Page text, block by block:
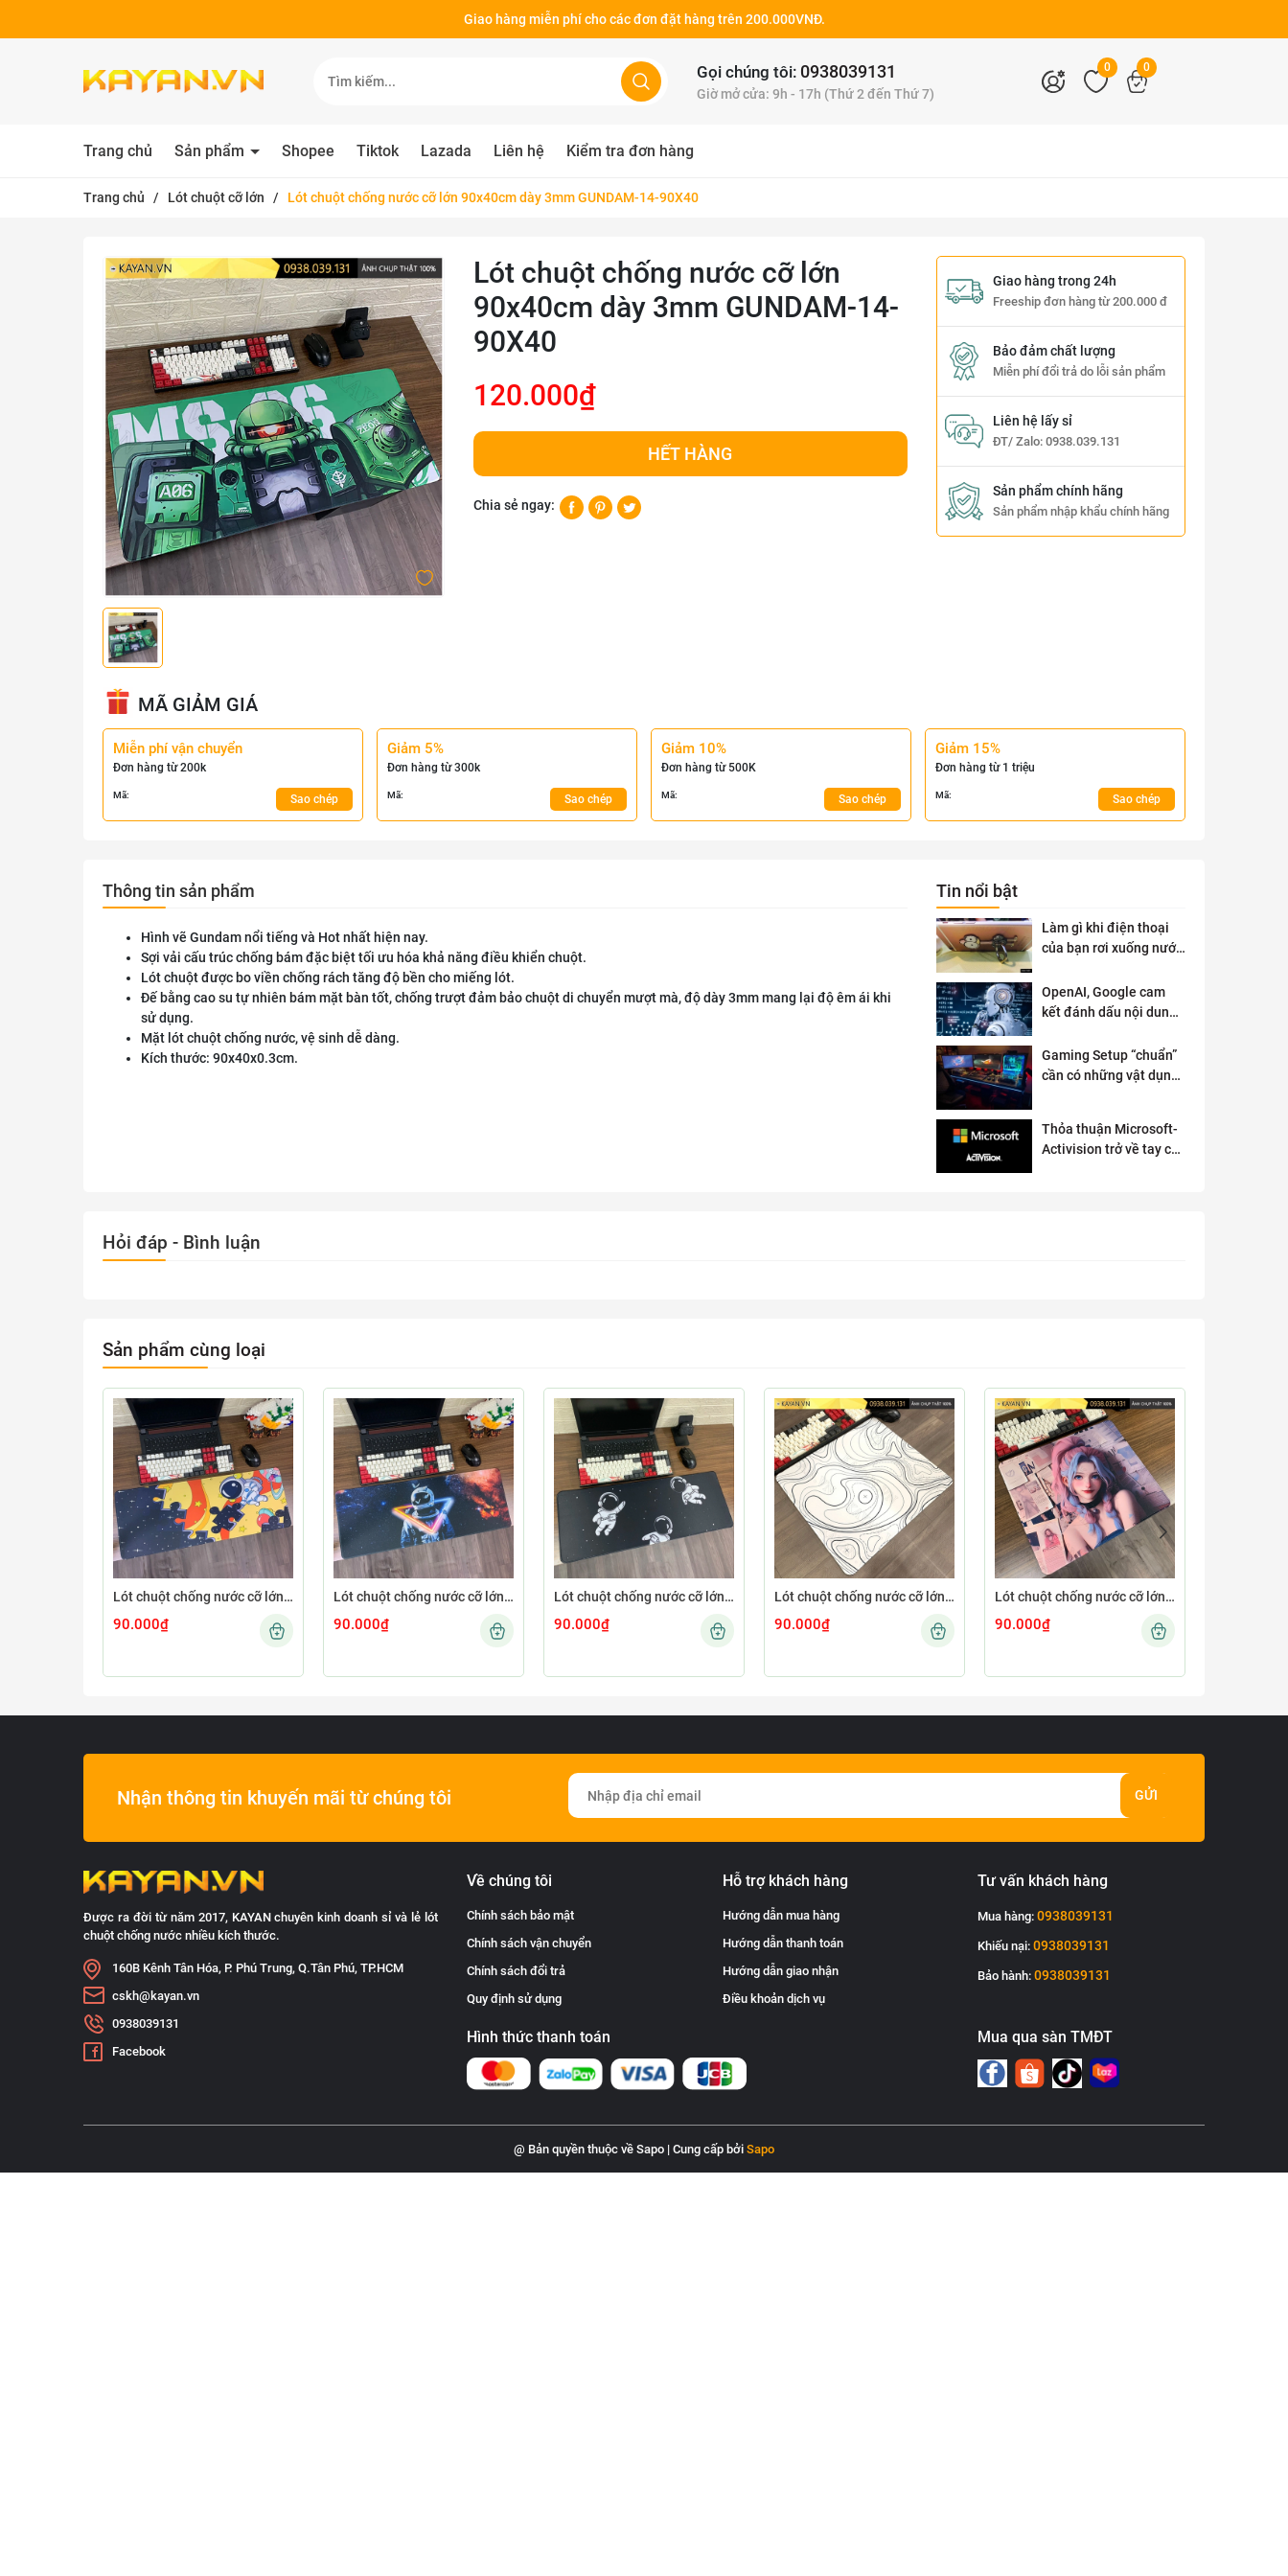
Giao hàng miễn phí cho các đơn đặt hàng trên 200.000VNĐ.
Gọi chúng tôi: 0938039131
Giờ mở cửa: 9h - 17h (Thứ 2 đến Thứ 7)
0 0
Trang chủ Sản phẩm Shopee Tiktok Lazada Liên hệ Kiểm tra đơn hàng
Trang chủ / Lót chuột cỡ lớn / Lót chuột chống nước cỡ lớn 90x40cm dày 3mm GUNDAM-14-90X40
Lót chuột chống nước cỡ lớn
90x40cm dày 3mm GUNDAM-14-
90X40
120.000₫
HẾT HÀNG
Chia sẻ ngay:
Giao hàng trong 24h
Freeship đơn hàng từ 200.000 đ
Bảo đảm chất lượng
Miễn phí đổi trả do lỗi sản phẩm
Liên hệ lấy sỉ
ĐT/ Zalo: 0938.039.131
Sản phẩm chính hãng
Sản phẩm nhập khẩu chính hãng
MÃ GIẢM GIÁ
Miễn phí vận chuyển
Đơn hàng từ 200k
Mã: Sao chép
Giảm 5%
Đơn hàng từ 300k
Mã: Sao chép
Giảm 10%
Đơn hàng từ 500K
Mã: Sao chép
Giảm 15%
Đơn hàng từ 1 triệu
Mã: Sao chép
Thông tin sản phẩm
Hình vẽ Gundam nổi tiếng và Hot nhất hiện nay.
Sợi vải cấu trúc chống bám đặc biệt tối ưu hóa khả năng điều khiển chuột.
Lót chuột được bo viền chống rách tăng độ bền cho miếng lót.
Đế bằng cao su tự nhiên bám mặt bàn tốt, chống trượt đảm bảo chuột di chuyển mượt mà, độ dày 3mm mang lại độ êm ái khi
sử dụng.
Mặt lót chuột chống nước, vệ sinh dễ dàng.
Kích thước: 90x40x0.3cm.
Tin nổi bật
Làm gì khi điện thoại
của bạn rơi xuống nước
OpenAI, Google cam
kết đánh dấu nội dung
Gaming Setup “chuẩn”
cần có những vật dụng
Thỏa thuận Microsoft-
Activision trở về tay cơ
Hỏi đáp - Bình luận
Sản phẩm cùng loại
Lót chuột chống nước cỡ lớn 80x30cm dày 3mm ASTRO-03-80X30
90.000₫
Lót chuột chống nước cỡ lớn 80x30cm dày 3mm ASTRO-02-80X30
90.000₫
Lót chuột chống nước cỡ lớn 80x30cm dày 3mm ASTRO-01-80X30
90.000₫
Lót chuột chống nước cỡ lớn 45x40cm dày 4mm MINIMAL-12-45X40-4MM
90.000₫
Lót chuột chống nước cỡ lớn 45x40cm dày 4mm GIRL-04-45X40-4MM
90.000₫
Nhận thông tin khuyến mãi từ chúng tôi GỬI
Được ra đời từ năm 2017, KAYAN chuyên kinh doanh sỉ và lẻ lót
chuột chống nước nhiều kích thước.
160B Kênh Tân Hóa, P. Phú Trung, Q.Tân Phú, TP.HCM
cskh@kayan.vn
0938039131
Facebook
Về chúng tôi
Chính sách bảo mật
Chính sách vận chuyển
Chính sách đổi trả
Quy định sử dụng
Hỗ trợ khách hàng
Hướng dẫn mua hàng
Hướng dẫn thanh toán
Hướng dẫn giao nhận
Điều khoản dịch vụ
Tư vấn khách hàng
Mua hàng:0938039131
Khiếu nại:0938039131
Bảo hành:0938039131
Hình thức thanh toán Mua qua sàn TMĐT
@ Bản quyền thuộc về Sapo | Cung cấp bởi Sapo